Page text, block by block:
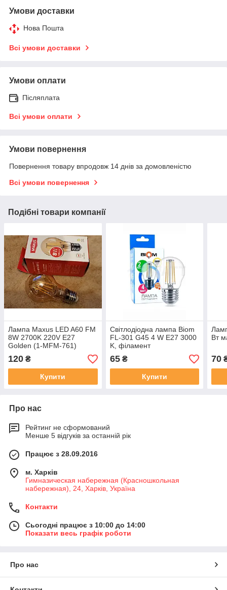
Умови доставки
Нова Пошта
Всі умови доставки
Умови оплати
Післяплата
Всі умови оплати
Умови повернення
Повернення товару впродовж 14 днів за домовленістю
Всі умови повернення
Подібні товари компанії
Лампа Maxus LED A60 FM
8W 2700K 220V E27
Golden (1-MFM-761)
120 ₴
Купити
Світлодіодна лампа Biom
FL-301 G45 4 W E27 3000
K, філамент
65₴
Купити
Вт
70
Про нас
Рейтинг не сформований
Менше 5 відгуків за останній рік
Працює з 28.09.2016
м. Харків
Гимназическая набережная (Красношкольная
набережная), 24, Харків, Україна
Контакти
Сьогодні працює з 10:00 до 14:00
Показати весь графік роботи
Про нас